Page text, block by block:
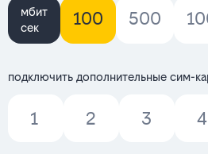
мбит
сек
100 500
подключить дополнительные сим-
1 2 3 4